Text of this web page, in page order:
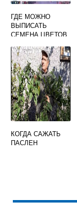
ГДЕ МОЖНО
ВЫПИСАТЬ
СЕМЕНА ЦВЕТОВ
НАЛОЖЕННЫМ
ПЛАТЕЖОМ
НЕДОРОГО
КОГДА САЖАТЬ
ПАСЛЕН